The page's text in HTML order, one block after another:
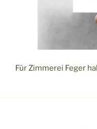
Für Zimmerei Feger